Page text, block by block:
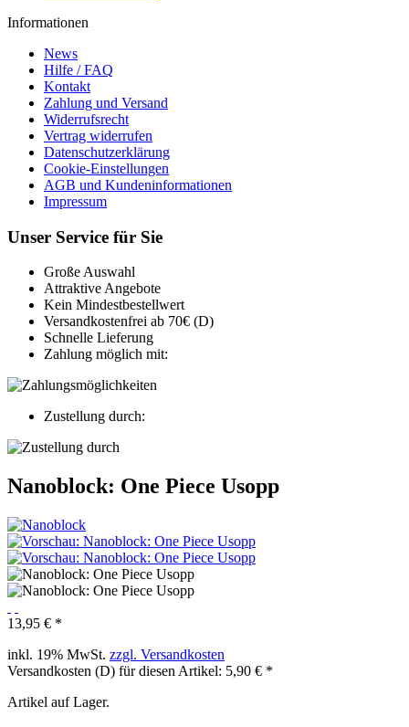
Informationen
News
Hilfe / FAQ
Kontakt
Zahlung und Versand
Widerrufsrecht
Vertrag widerrufen
Datenschutzerklärung
Cookie-Einstellungen
AGB und Kundeninformationen
Impressum
Unser Service für Sie
Große Auswahl
Attraktive Angebote
Kein Mindestbestellwert
Versandkostenfrei ab 70€ (D)
Schnelle Lieferung
Zahlung möglich mit:
Zustellung durch:
Nanoblock: One Piece Usopp
13,95 € *
inkl. 19% MwSt. zzgl. Versandkosten
Versandkosten (D) für diesen Artikel: 5,90 € *
Artikel auf Lager.